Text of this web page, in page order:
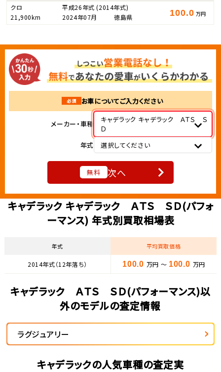
クロ 平成26年式(2014年式)
21,900km
2024年07月 徳島県 100.0 万円
必須 お車についてご入力ください
メーカー・車種
キャデラック キャデラック ＡＴＳ Ｓ
Ｄ
年式
選択してください
無料 次へ
キャデラック キャデラック ＡＴＳ ＳＤ(パフォ
ーマンス) 年式別買取相場表
年式 平均買取価格
2014年式（12年落ち） 100.0 万円 ～ 100.0 万円
キャデラック ＡＴＳ ＳＤ(パフォーマンス)以
外のモデルの査定情報
ラグジュアリー
キャデラックの人気車種の査定実